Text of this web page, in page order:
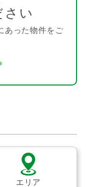
さい
あった物件をご
エリア